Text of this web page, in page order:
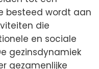
besteed wordt aan
die
en sociale
gezinsdynamiek
gezamenlijke